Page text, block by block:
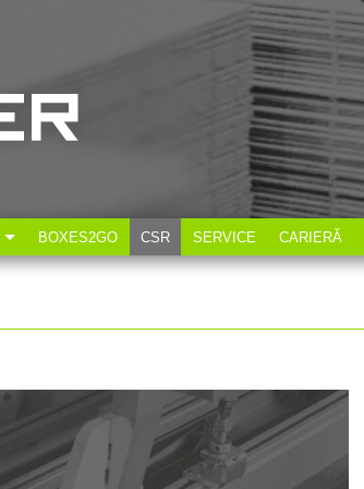
BOXES2GO CSR SERVICE CARIERĂ